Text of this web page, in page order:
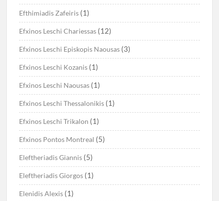
Efthimiadis Zafeiris (1)
Efxinos Leschi Chariessas (12)
Efxinos Leschi Episkopis Naousas (3)
Efxinos Leschi Kozanis (1)
Efxinos Leschi Naousas (1)
Efxinos Leschi Thessalonikis (1)
Efxinos Leschi Trikalon (1)
Efxinos Pontos Montreal (5)
Eleftheriadis Giannis (5)
Eleftheriadis Giorgos (1)
Elenidis Alexis (1)